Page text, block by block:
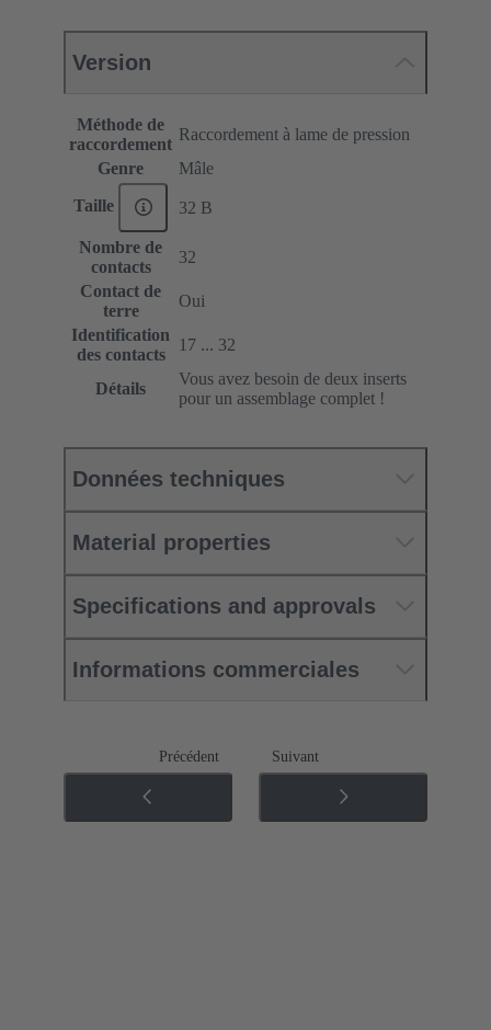
Version
Méthode de
raccordement
Raccordement à lame de pression
Genre
Mâle
Taille 32 B
Nombre de
contacts
32
Contact de
terre
Oui
Identification
des contacts
17 ... 32
Détails
Vous avez besoin de deux inserts
pour un assemblage complet !
Données techniques
Material properties
Specifications and approvals
Informations commerciales
Précédent Suivant